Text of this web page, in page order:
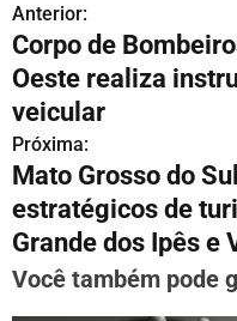
N
a
v
e
g
a
ç
Anterior:
Corpo de
Oeste realiza
veicular
Próxima:
Mato Grosso do
estratégicos de
Grande dos Ipês e
Você também pode